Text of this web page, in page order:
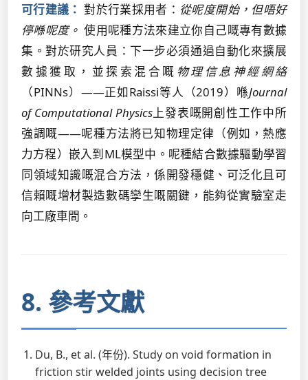
可行建議： 對於行業採用者： 從呢度開始，但唔好
停喺呢度。 使用呢種方法來建立你自己嘅專有數據
集。對於研究人員：下一步必須通過自動化來擴展
數據獲取，並探索混合嘅 物理信息神經網絡
（PINNs）——正如Raissi等人（2019）喺Journal
of Computational Physics上發表嘅開創性工作中所
強調嘅——呢種方法將已知物理定律（例如，熱應
力方程）嵌入到ML模型中。呢種結合數據驅動學習
同領域知識嘅混合方法，係開發穩健、可泛化且可
信賴嘅增材製造數碼孿生嘅關鍵，能夠從實驗室走
向工廠車間。
8. 參考文獻
Du, B., et al. (年份). Study on void formation in
friction stir welded joints using decision tree